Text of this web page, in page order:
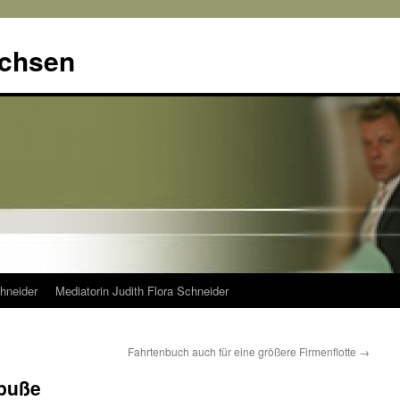
Mediatorin Judith Flora Schneider
Fahrtenbuch auch für eine größere Firmenflotte →